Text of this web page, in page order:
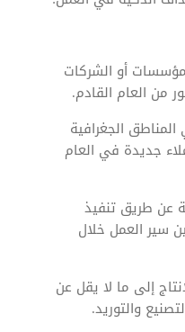
أو الشركات
الجغرافية
جديدة في العام
عن طريق تنفيذ
العمل خلال
إلى ما لا يقل عن